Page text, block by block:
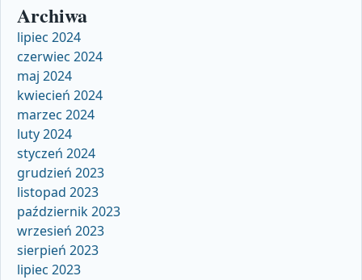
Archiwa
lipiec 2024
czerwiec 2024
maj 2024
kwiecień 2024
marzec 2024
luty 2024
styczeń 2024
grudzień 2023
listopad 2023
październik 2023
wrzesień 2023
sierpień 2023
lipiec 2023